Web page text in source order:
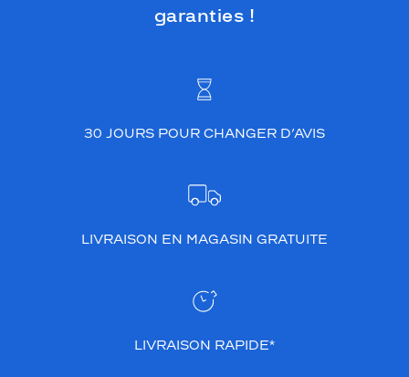
garanties !
30 JOURS POUR CHANGER D’AVIS
LIVRAISON EN MAGASIN GRATUITE
LIVRAISON RAPIDE*